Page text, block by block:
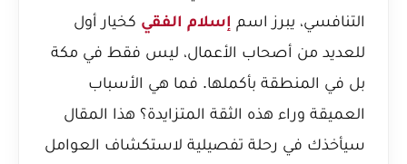
التنافسي، يبرز اسم إسلام الفقي كخيار أول
للعديد من أصحاب الأعمال، ليس فقط في مكة
بل في المنطقة بأكملها. فما هي الأسباب
العميقة وراء هذه الثقة المتزايدة؟ هذا المقال
سيأخذك في رحلة تفصيلية لاستكشاف العوامل